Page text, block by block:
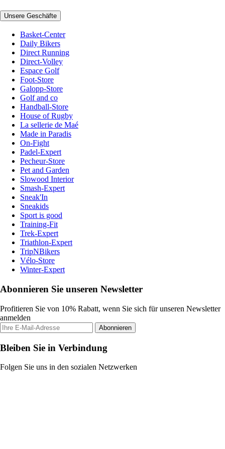
Unsere Geschäfte
Basket-Center
Daily Bikers
Direct Running
Direct-Volley
Espace Golf
Foot-Store
Galopp-Store
Golf and co
Handball-Store
House of Rugby
La sellerie de Maé
Made in Paradis
On-Fight
Padel-Expert
Pecheur-Store
Pet and Garden
Slowood Interior
Smash-Expert
Sneak'In
Sneakids
Sport is good
Training-Fit
Trek-Expert
Triathlon-Expert
TripNBikers
Vélo-Store
Winter-Expert
Abonnieren Sie unseren Newsletter
Profitieren Sie von 10% Rabatt, wenn Sie sich für unseren Newsletter
anmelden
Abonnieren
Bleiben Sie in Verbindung
Folgen Sie uns in den sozialen Netzwerken